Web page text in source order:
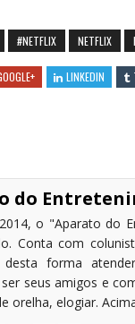
#NETFLIX NETFLIX
LINKEDIN
do
o "Aparato do
Conta com
desta forma
seus amigos e
orelha, elogiar.